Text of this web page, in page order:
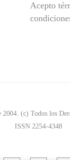
Acepto
2004. (c) Todos los
ISSN 2254-4348